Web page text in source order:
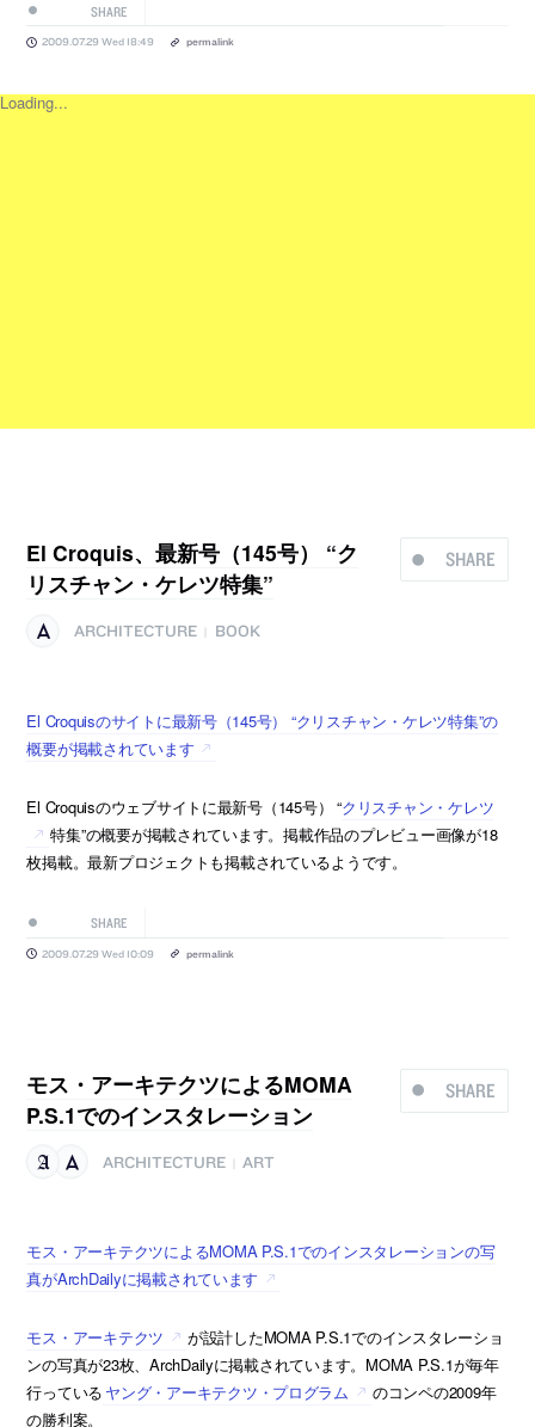
SHARE
2009.07.29 Wed 18:49 permalink
Loading...
SHARE
El Croquis、最新号（145号） “ク
リスチャン・ケレツ特集”
ARCHITECTURE BOOK
El Croquisのサイトに最新号（145号） “クリスチャン・ケレツ特集”の
概要が掲載されています
El Croquisのウェブサイトに最新号（145号） “クリスチャン・ケレツ
特集”の概要が掲載されています。掲載作品のプレビュー画像が18
枚掲載。最新プロジェクトも掲載されているようです。
SHARE
2009.07.29 Wed 10:09 permalink
SHARE
モス・アーキテクツによるMOMA
P.S.1でのインスタレーション
ARCHITECTURE ART
モス・アーキテクツによるMOMA P.S.1でのインスタレーションの写
真がArchDailyに掲載されています
モス・アーキテクツ
が設計したMOMA P.S.1でのインスタレーショ
ンの写真が23枚、ArchDailyに掲載されています。MOMA P.S.1が毎年
行っている ヤング・アーキテクツ・プログラム
のコンペの2009年
の勝利案。